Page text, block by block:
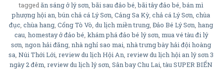
taggedăn sáng ở lý sơn,bãi sau đảo bé,bãi tây đảo bé,bán mì
phượng hội an,bún chả cá Lý Sơn, Cảng Sa Kỳ, chả cá Lý Sơn, chùa
đục, chùa hang, Cổng Tò Vò, du lịch miền trung, Đảo Bé Lý Sơn, hang
cau, homestay ở đảo bé, khám phá đảo bé lý sơn, mua vé tàu đi lý
sơn, ngon hải đăng, nhà nghỉ sao mai, nhà trưng bày hải đội hoàng
sa, Núi Thới Lới, review du lịch Hội An, review du lịch hội an lý sơn 3
ngày 2 đêm, review du lịch lý sơn, Sân bay Chu Lai,tàu SUPER BIỂN